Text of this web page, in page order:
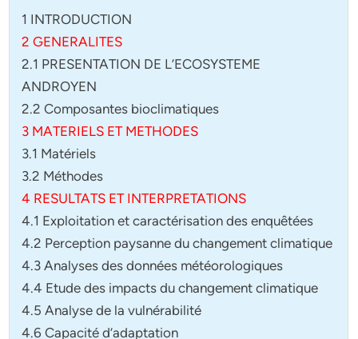
1 INTRODUCTION
2 GENERALITES
2.1 PRESENTATION DE L’ECOSYSTEME
ANDROYEN
2.2 Composantes bioclimatiques
3 MATERIELS ET METHODES
3.1 Matériels
3.2 Méthodes
4 RESULTATS ET INTERPRETATIONS
4.1 Exploitation et caractérisation des enquêtées
4.2 Perception paysanne du changement climatique
4.3 Analyses des données météorologiques
4.4 Etude des impacts du changement climatique
4.5 Analyse de la vulnérabilité
4.6 Capacité d’adaptation